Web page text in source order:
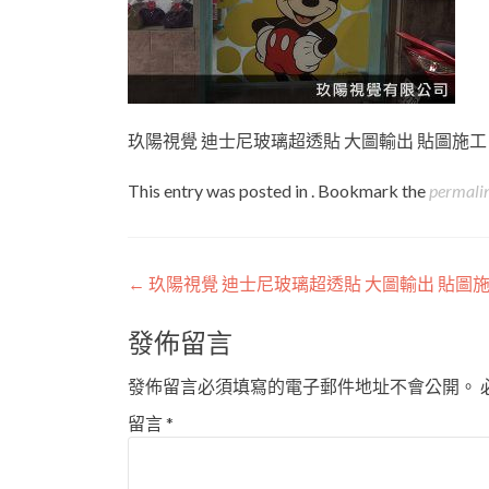
玖陽視覺 迪士尼玻璃超透貼 大圖輸出 貼圖施工
This entry was posted in . Bookmark the
Post
navigation
← 玖陽視覺 迪士尼玻璃超透貼 大圖輸出 貼圖
發佈留言
發佈留言必須填寫的電子郵件地址不會公開。
留言*